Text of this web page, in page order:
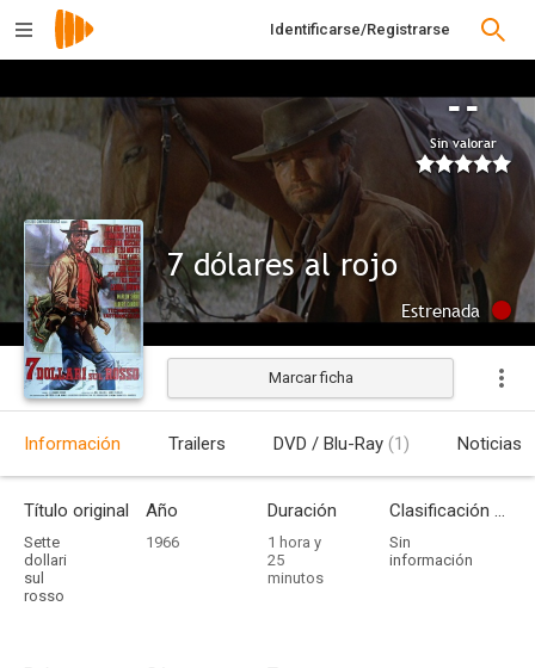
Identificarse/Registrarse
--
Sin valorar
7 dólares al rojo
Estrenada
Marcar ficha
Información Trailers DVD / Blu-Ray (1) Noticias
Título original
Sette
dollari
sul
rosso
Año
1966
Duración
1 hora y
25
minutos
Clasificación por edades
Sin
información